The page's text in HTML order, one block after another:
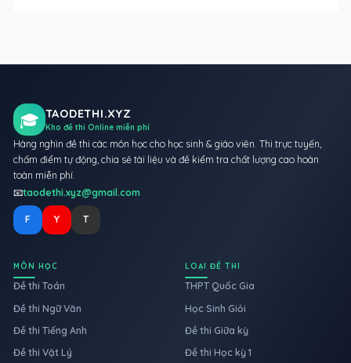
🎓 TAODETHI.XYZ
Kho đề thi Online miễn phí
Hàng nghìn đề thi các môn học cho học sinh & giáo viên. Thi trực tuyến,
chấm điểm tự động, chia sẻ tài liệu và đề kiểm tra chất lượng cao hoàn
toàn miễn phí.
📧taodethi.xyz@gmail.com
F Y T
MÔN HỌC
Đề thi Toán
Đề thi Ngữ Văn
Đề thi Tiếng Anh
Đề thi Vật Lý
LOẠI ĐỀ THI
THPT Quốc Gia
Học Sinh Giỏi
Đề thi Giữa kỳ
Đề thi Học kỳ 1